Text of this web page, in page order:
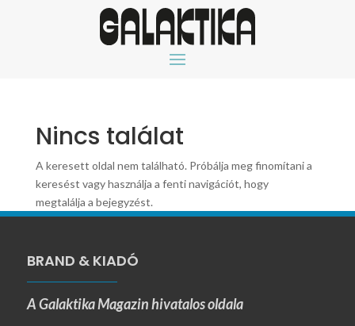
Nincs találat
A keresett oldal nem található. Próbálja meg finomítani a
keresést vagy használja a fenti navigációt, hogy
megtalálja a bejegyzést.
BRAND & KIADÓ
A Galaktika Magazin hivatalos oldala